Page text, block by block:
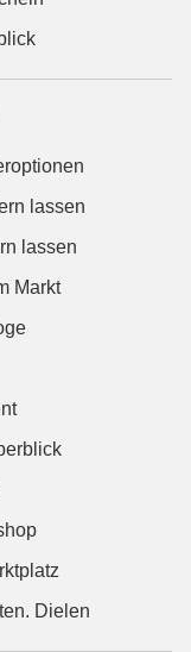
lassen
lassen
Markt
Dielen